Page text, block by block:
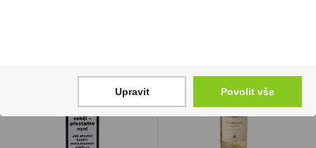
Upravit Povolit vše